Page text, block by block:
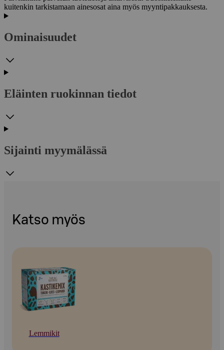
kuitenkin tarkistamaan ainesosat aina myös myyntipakkauksesta.
Ominaisuudet
Eläinten ruokinnan tiedot
Sijainti myymälässä
Katso myös
Lemmikit